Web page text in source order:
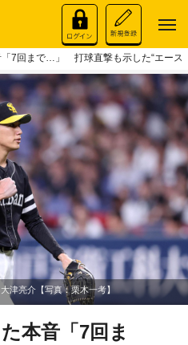
「7回まで…」 打球直撃も示した“エース
津亮介【写真：栗木一考】
本音「7回ま